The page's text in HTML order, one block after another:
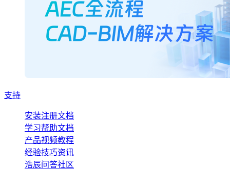
支持
安装注册文档
学习帮助文档
产品视频教程
经验技巧资讯
浩辰问答社区